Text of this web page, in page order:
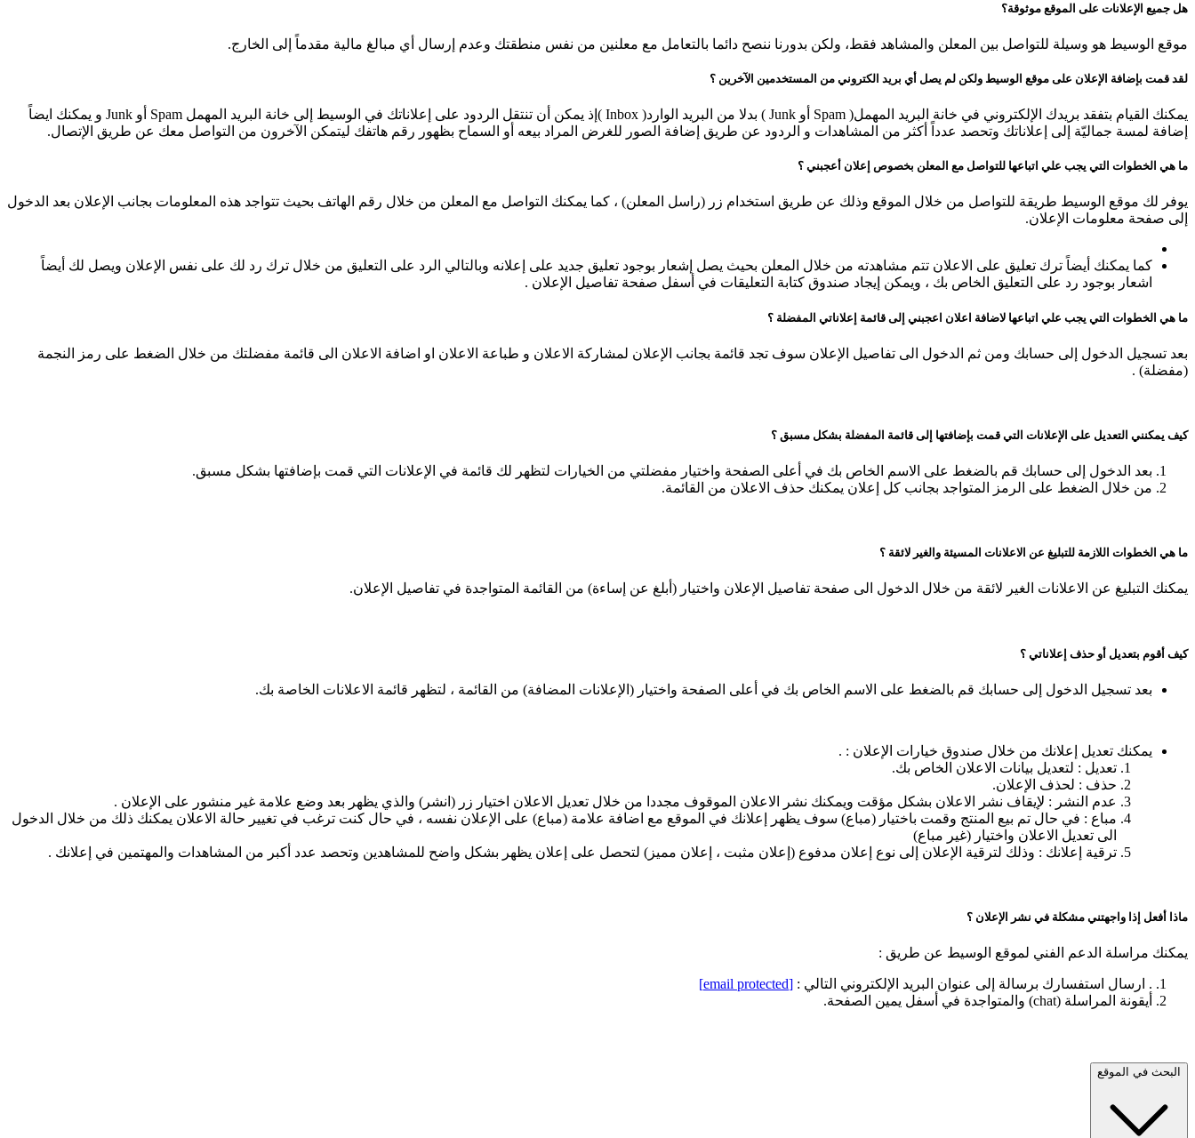
هل جميع الإعلانات على الموقع موثوقة؟
موقع الوسيط هو وسيلة للتواصل بين المعلن والمشاهد فقط، ولكن بدورنا ننصح دائما بالتعامل مع معلنين من نفس منطقتك وعدم إرسال أي مبالغ مالية مقدماً إلى الخارج.
لقد قمت بإضافة الإعلان على موقع الوسيط ولكن لم يصل أي بريد الكتروني من المستخدمين الآخرين ؟
يمكنك القيام بتفقد بريدك الإلكتروني في خانة البريد المهمل( Spam أو Junk ) بدلا من البريد الوارد( Inbox )إذ يمكن أن تنتقل الردود على إعلاناتك في الوسيط إلى خانة البريد المهمل Spam أو Junk و يمكنك ايضاً
إضافة لمسة جماليّة إلى إعلاناتك وتحصد عدداً أكثر من المشاهدات و الردود عن طريق إضافة الصور للغرض المراد بيعه أو السماح بظهور رقم هاتفك ليتمكن الآخرون من التواصل معك عن طريق الإتصال.
ما هي الخطوات التي يجب علي اتباعها للتواصل مع المعلن بخصوص إعلان أعجبني ؟
يوفر لك موقع الوسيط طريقة للتواصل من خلال الموقع وذلك عن طريق استخدام زر (راسل المعلن) ، كما يمكنك التواصل مع المعلن من خلال رقم الهاتف بحيث تتواجد هذه المعلومات بجانب الإعلان بعد الدخول
إلى صفحة معلومات الإعلان.
كما يمكنك أيضاً ترك تعليق على الاعلان تتم مشاهدته من خلال المعلن بحيث يصل إشعار بوجود تعليق جديد على إعلانه وبالتالي الرد على التعليق من خلال ترك رد لك على نفس الإعلان ويصل لك أيضاً
اشعار بوجود رد على التعليق الخاص بك ، ويمكن إيجاد صندوق كتابة التعليقات في أسفل صفحة تفاصيل الإعلان .
ما هي الخطوات التي يجب علي اتباعها لاضافة اعلان اعجبني إلى قائمة إعلاناتي المفضلة ؟
بعد تسجيل الدخول إلى حسابك ومن ثم الدخول الى تفاصيل الإعلان سوف تجد قائمة بجانب الإعلان لمشاركة الاعلان و طباعة الاعلان او اضافة الاعلان الى قائمة مفضلتك من خلال الضغط على رمز النجمة
(مفضلة) .
كيف يمكنني التعديل على الإعلانات التي قمت بإضافتها إلى قائمة المفضلة بشكل مسبق ؟
بعد الدخول إلى حسابك قم بالضغط على الاسم الخاص بك في أعلى الصفحة واختيار مفضلتي من الخيارات لتظهر لك قائمة في الإعلانات التي قمت بإضافتها بشكل مسبق.
من خلال الضغط على الرمز المتواجد بجانب كل إعلان يمكنك حذف الاعلان من القائمة.
ما هي الخطوات اللازمة للتبليغ عن الاعلانات المسيئة والغير لائقة ؟
يمكنك التبليغ عن الاعلانات الغير لائقة من خلال الدخول الى صفحة تفاصيل الإعلان واختيار (أبلغ عن إساءة) من القائمة المتواجدة في تفاصيل الإعلان.
كيف أقوم بتعديل أو حذف إعلاناتي ؟
بعد تسجيل الدخول إلى حسابك قم بالضغط على الاسم الخاص بك في أعلى الصفحة واختيار (الإعلانات المضافة) من القائمة ، لتظهر قائمة الاعلانات الخاصة بك.
يمكنك تعديل إعلانك من خلال صندوق خيارات الإعلان : .
تعديل : لتعديل بيانات الاعلان الخاص بك.
حذف : لحذف الإعلان.
عدم النشر : لإيقاف نشر الاعلان بشكل مؤقت ويمكنك نشر الاعلان الموقوف مجددا من خلال تعديل الاعلان اختيار زر (انشر) والذي يظهر بعد وضع علامة غير منشور على الإعلان .
مباع : في حال تم بيع المنتج وقمت باختيار (مباع) سوف يظهر إعلانك في الموقع مع اضافة علامة (مباع) على الإعلان نفسه ، في حال كنت ترغب في تغيير حالة الاعلان يمكنك ذلك من خلال الدخول
الى تعديل الاعلان واختيار (غير مباع)
ترقية إعلانك : وذلك لترقية الإعلان إلى نوع إعلان مدفوع (إعلان مثبت ، إعلان مميز) لتحصل على إعلان يظهر بشكل واضح للمشاهدين وتحصد عدد أكبر من المشاهدات والمهتمين في إعلانك .
ماذا أفعل إذا واجهتني مشكلة في نشر الإعلان ؟
يمكنك مراسلة الدعم الفني لموقع الوسيط عن طريق :
. ارسال استفسارك برسالة إلى عنوان البريد الإلكتروني التالي : [email protected]
أيقونة المراسلة (chat) والمتواجدة في أسفل يمين الصفحة.
البحث في الموقع